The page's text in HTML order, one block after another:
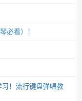
必看）！
习！流行键盘弹唱教